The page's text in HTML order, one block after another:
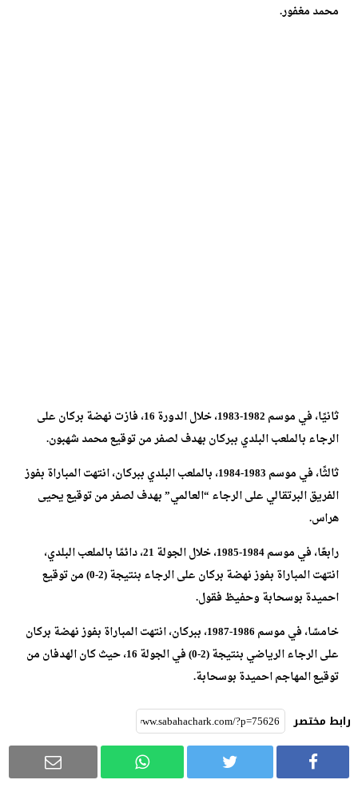
محمد مغفور.
ثانيًا، في موسم 1982-1983، خلال الدورة 16، فازت نهضة بركان على
الرجاء بالملعب البلدي ببركان بهدف لصفر من توقيع محمد شهبون.
ثالثًا، في موسم 1983-1984، بالملعب البلدي ببركان، انتهت المباراة بفوز
الفريق البرتقالي على الرجاء “العالمي” بهدف لصفر من توقيع يحيى
هراس.
رابعًا، في موسم 1984-1985، خلال الجولة 21، دائمًا بالملعب البلدي،
انتهت المباراة بفوز نهضة بركان على الرجاء بنتيجة (2-0) من توقيع
احميدة بوسحابة وحفيظ فقول.
خامسًا، في موسم 1986-1987، ببركان، انتهت المباراة بفوز نهضة بركان
على الرجاء الرياضي بنتيجة (2-0) في الجولة 16، حيث كان الهدفان من
توقيع المهاجم احميدة بوسحابة.
رابط مختصر